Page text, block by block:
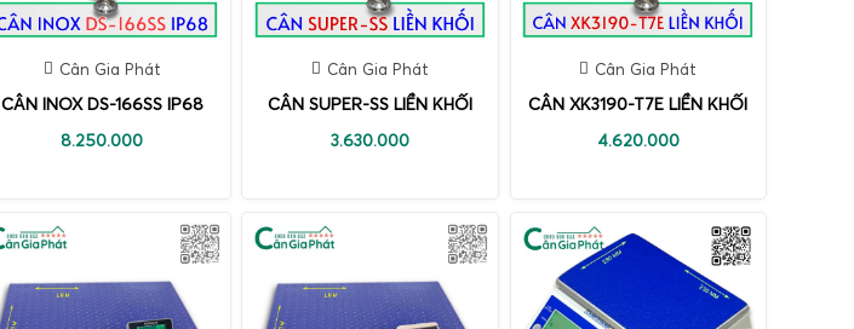
Cân Gia Phát
CÂN INOX DS-166SS IP68
8.250.000
Cân Gia Phát
CÂN SUPER-SS LIỀN KHỐI
3.630.000
Cân Gia Phát
CÂN XK3190-T7E LIỀN KHỐI
4.620.000